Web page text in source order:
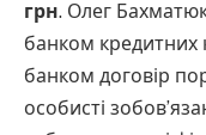
грн. Олег
банком кредитних
банком договір
особисті